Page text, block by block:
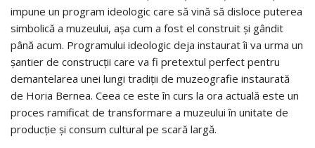
impune un program ideologic care să vină să disloce puterea
simbolică a muzeului, aşa cum a fost el construit şi gândit
până acum. Programului ideologic deja instaurat îi va urma un
şantier de construcţii care va fi pretextul perfect pentru
demantelarea unei lungi tradiţii de muzeografie instaurată
de Horia Bernea. Ceea ce este în curs la ora actuală este un
proces ramificat de transformare a muzeului în unitate de
producţie şi consum cultural pe scară largă.